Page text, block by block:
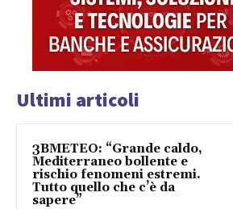
Ultimi articoli
3BMETEO: “Grande caldo,
Mediterraneo bollente e
rischio fenomeni estremi.
Tutto quello che c’è da
sapere”